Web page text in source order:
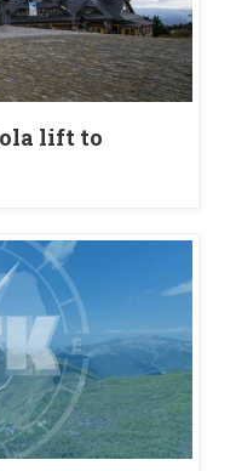
lift to